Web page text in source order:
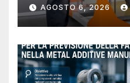
AGOSTO 6, 2026